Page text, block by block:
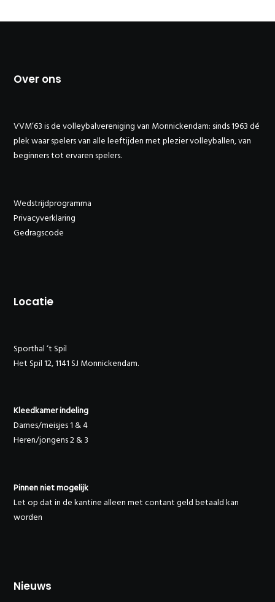
Over ons
VVM’63 is de volleybalvereniging van Monnickendam: sinds 1963 dé
plek waar spelers van alle leeftijden met plezier volleyballen, van
beginners tot ervaren spelers.
Wedstrijdprogramma
Privacyverklaring
Gedragscode
Locatie
Sporthal ‘t Spil
Het Spil 12, 1141 SJ Monnickendam.
Kleedkamer indeling
Dames/meisjes 1 & 4
Heren/jongens 2 & 3
Pinnen niet mogelijk
Let op dat in de kantine alleen met contant geld betaald kan
worden
Nieuws